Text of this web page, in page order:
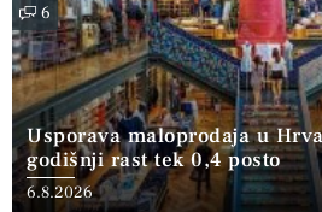
6
Usporava maloprodaja u
godišnji rast tek 0,4 posto
6.8.2026